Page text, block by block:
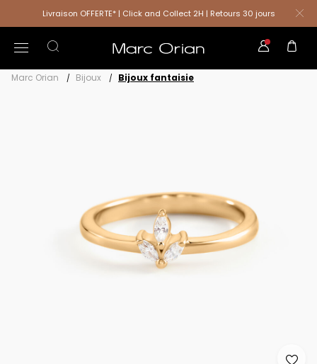
Livraison OFFERTE* | Click and Collect 2H | Retours 30 jours
Marc Orian Bijoux Bijoux fantaisie